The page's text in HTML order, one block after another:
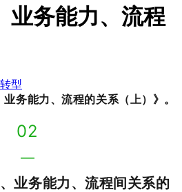
业务能力、流程
型
业务能力、流程的关系（上）》。
02
—
业务能力、流程间关系的